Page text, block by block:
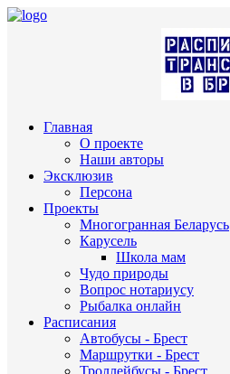
Главная
О проекте
Наши авторы
Эксклюзив
Персона
Проекты
Многогранная Беларусь
Карусель
Школа мам
Чудо природы
Вопрос нотариусу
Рыбалка онлайн
Расписания
Автобусы - Брест
Маршрутки - Брест
Троллейбусы - Брест